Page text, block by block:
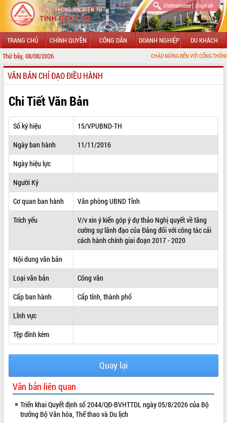
Vietnamese| English
TRANG CHỦ CHÍNH QUYỀN CÔNG DÂN DOANH NGHIỆP DU KHÁCH
Thứ bảy, 08/08/2026 CHÀO MỪNG ĐẾN VỚI CỔNG THÔNG TIN ĐIỆN
GIỚI THIỆU
LÃNH ĐẠO UBND TỈNH
TIN TỨC SỰ KIỆN
SỞ, BAN, NGÀNH
THÔNG TIN CHỈ ĐẠO ĐIỀU HÀNH
HỆ THỐNG VĂN BẢN
VĂN BẢN HĐND TỈNH
QUY HOẠCH - KẾ HOẠCH
VĂN BẢN CHỈ ĐẠO ĐIỀU HÀNH
Chi Tiết Văn Bản
Số ký hiệu
15/VPUBND-TH
Ngày ban hành
11/11/2016
Ngày hiệu lực
Người Ký
Cơ quan ban hành
Văn phòng UBND Tỉnh
Trích yếu
V/v xin ý kiến góp ý dự thảo Nghị quyết về tăng
cường sự lãnh đạo của Đảng đối với công tác cải
cách hành chính giai đoạn 2017 - 2020
Nội dung văn bản
Loại văn bản
Công văn
Cấp ban hành
Cấp tỉnh, thành phố
Lĩnh vực
Tệp đính kèm
Quay lại
Văn bản liên quan
Triển khai Quyết định số 2044/QĐ-BVHTTDL ngày 05/8/2026 của Bộ
trưởng Bộ Văn hóa, Thể thao và Du lịch